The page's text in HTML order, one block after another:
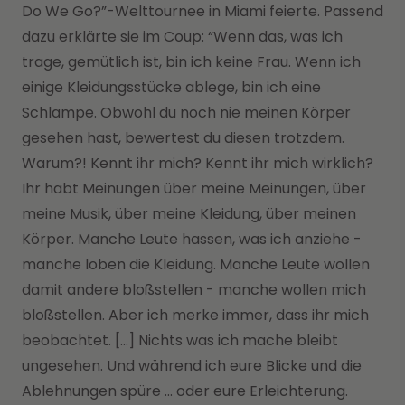
Do We Go?”-Welttournee in Miami feierte. Passend
dazu erklärte sie im Coup: “Wenn das, was ich
trage, gemütlich ist, bin ich keine Frau. Wenn ich
einige Kleidungsstücke ablege, bin ich eine
Schlampe. Obwohl du noch nie meinen Körper
gesehen hast, bewertest du diesen trotzdem.
Warum?! Kennt ihr mich? Kennt ihr mich wirklich?
Ihr habt Meinungen über meine Meinungen, über
meine Musik, über meine Kleidung, über meinen
Körper. Manche Leute hassen, was ich anziehe -
manche loben die Kleidung. Manche Leute wollen
damit andere bloßstellen - manche wollen mich
bloßstellen. Aber ich merke immer, dass ihr mich
beobachtet. […] Nichts was ich mache bleibt
ungesehen. Und während ich eure Blicke und die
Ablehnungen spüre … oder eure Erleichterung.